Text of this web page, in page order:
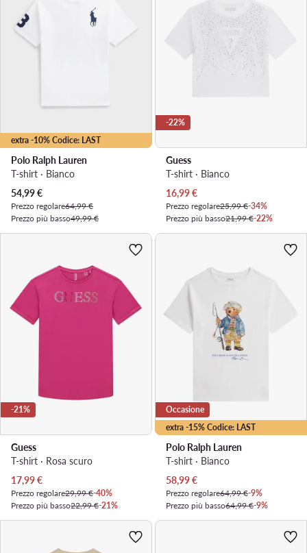
extra -10% Codice: LAST
Polo Ralph Lauren
T-shirt · Bianco
Prezzo attuale
54,99€
Prezzo regolare64,99 €
Prezzo più basso49,99 €
-22%
Guess
T-shirt · Bianco
Prezzo attuale
16,99€
Prezzo regolare25,99 €-34%
Prezzo più basso21,99 €-22%
-21%
Guess
T-shirt · Rosa scuro
Prezzo attuale
17,99€
Prezzo regolare29,99 €-40%
Prezzo più basso22,99 €-21%
extra -15% Codice: LAST
Occasione
Polo Ralph Lauren
T-shirt · Bianco
Prezzo attuale
58,99€
Prezzo regolare64,99 €-9%
Prezzo più basso64,99 €-9%